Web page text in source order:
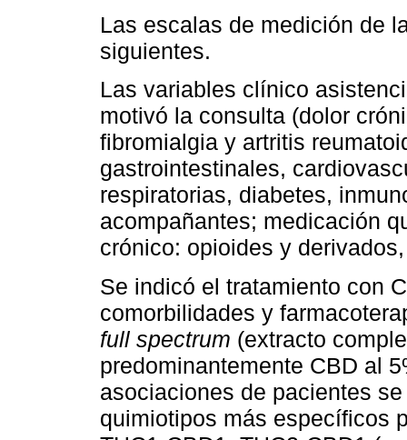
Las escalas de medición de
siguientes.
Las variables clínico
motivó la consulta (dolor
fibromialgia y artritis
gastrointestinales,
respiratorias, diabetes,
acompañantes; medicación
crónico: opioides y
Se indicó el tratamiento con
comorbilidades y
full spectrum (extracto
predominantemente CBD al
asociaciones de pacientes
quimiotipos más específicos